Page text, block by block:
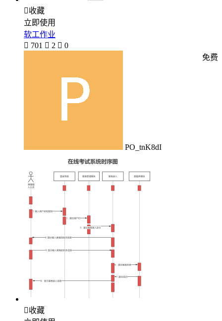
收藏
立即使用
软工作业
 701  2  0
PO_tnK8dI
免费
收藏